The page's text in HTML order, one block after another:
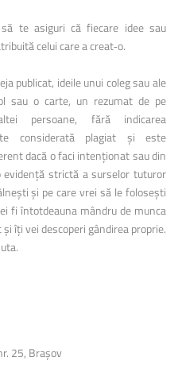
te asiguri că fiecare idee sau
celui care a creat‑o.
publicat, ideile unui coleg sau ale
sau o carte, un rezumat de pe
persoane, fără indicarea
considerată plagiat și este
dacă o faci intenționat sau din
strictă a surselor tuturor
și pe care vrei să le folosești
fi întotdeauna mândru de munca
îți vei descoperi gândirea proprie.
25, Brașov